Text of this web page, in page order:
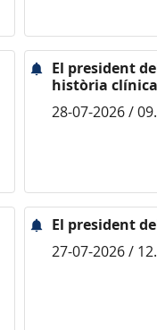
El president
història
28-07-2026 /
El president
27-07-2026 /